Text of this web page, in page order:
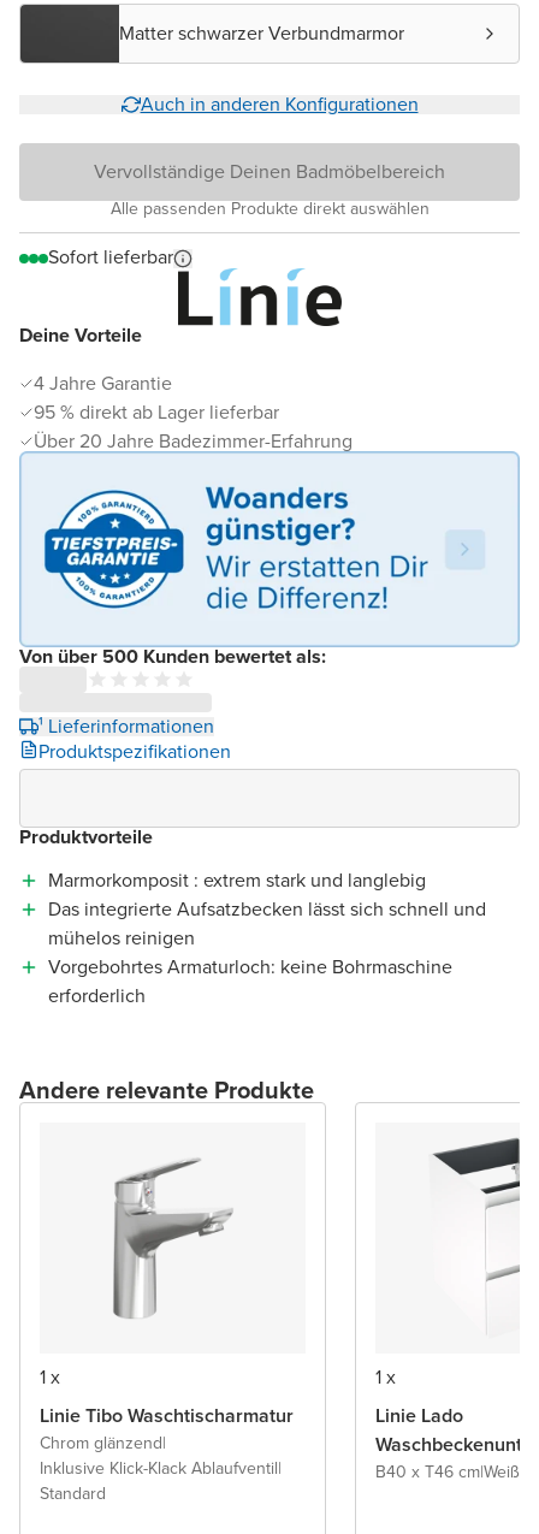
Deine Vorteile
4 Jahre Garantie
95 % direkt ab Lager lieferbar
Über 20 Jahre Badezimmer-Erfahrung
Von über 500 Kunden bewertet als:
¹ Lieferinformationen
Produktspezifikationen
Matter schwarzer Verbundmarmor
Auch in anderen Konfigurationen
Vervollständige Deinen Badmöbelbereich
Alle passenden Produkte direkt auswählen
Sofort lieferbar
Produktvorteile
Marmorkomposit : extrem stark und langlebig
Das integrierte Aufsatzbecken lässt sich schnell und
mühelos reinigen
Vorgebohrtes Armaturloch: keine Bohrmaschine
erforderlich
Andere relevante Produkte
1 x
Linie Tibo Waschtischarmatur
Chrom glänzend|
Inklusive Klick-Klack Ablaufventil|
Standard
1 x
Linie Lado
B40 x T46 cm|Weiß